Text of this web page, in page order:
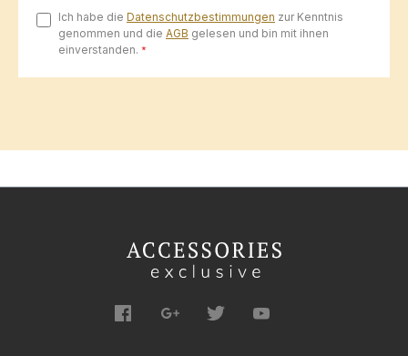
Ich habe die Datenschutzbestimmungen zur Kenntnis
genommen und die AGB gelesen und bin mit ihnen
einverstanden. *